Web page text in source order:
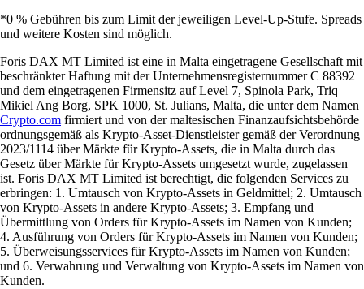
*0 % Gebühren bis zum Limit der jeweiligen Level-Up-Stufe. Spreads
und weitere Kosten sind möglich.
Foris DAX MT Limited ist eine in Malta eingetragene Gesellschaft mit
beschränkter Haftung mit der Unternehmensregisternummer C 88392
und dem eingetragenen Firmensitz auf Level 7, Spinola Park, Triq
Mikiel Ang Borg, SPK 1000, St. Julians, Malta, die unter dem Namen
Crypto.com firmiert und von der maltesischen Finanzaufsichtsbehörde
ordnungsgemäß als Krypto-Asset-Dienstleister gemäß der Verordnung
2023/1114 über Märkte für Krypto-Assets, die in Malta durch das
Gesetz über Märkte für Krypto-Assets umgesetzt wurde, zugelassen
ist. Foris DAX MT Limited ist berechtigt, die folgenden Services zu
erbringen: 1. Umtausch von Krypto-Assets in Geldmittel; 2. Umtausch
von Krypto-Assets in andere Krypto-Assets; 3. Empfang und
Übermittlung von Orders für Krypto-Assets im Namen von Kunden;
4. Ausführung von Orders für Krypto-Assets im Namen von Kunden;
5. Überweisungsservices für Krypto-Assets im Namen von Kunden;
und 6. Verwahrung und Verwaltung von Krypto-Assets im Namen von
Kunden.